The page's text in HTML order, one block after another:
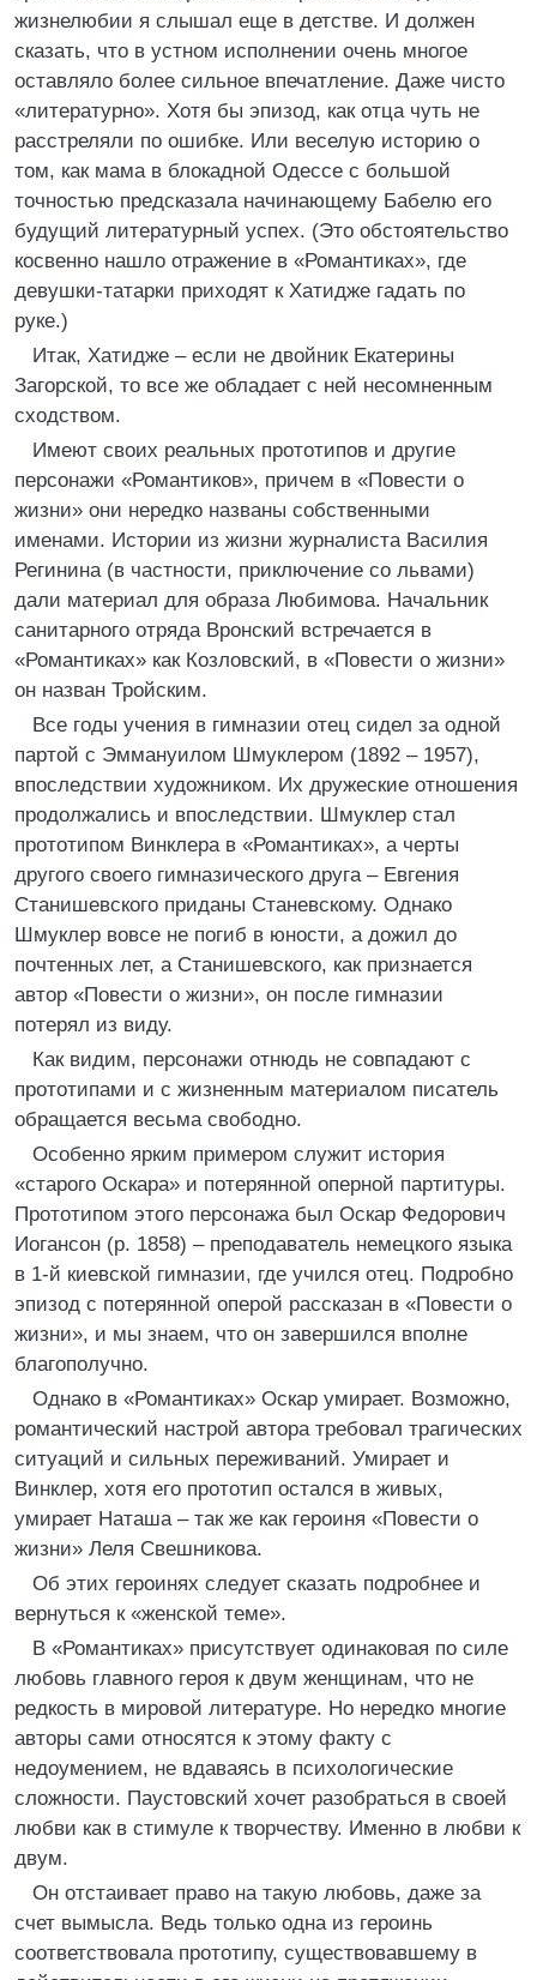
жизнелюбии я слышал еще в детстве. И должен
сказать, что в устном исполнении очень многое
оставляло более сильное впечатление. Даже чисто
«литературно». Хотя бы эпизод, как отца чуть не
расстреляли по ошибке. Или веселую историю о
том, как мама в блокадной Одессе с большой
точностью предсказала начинающему Бабелю его
будущий литературный успех. (Это обстоятельство
косвенно нашло отражение в «Романтиках», где
девушки-татарки приходят к Хатидже гадать по
руке.)
Итак, Хатидже – если не двойник Екатерины
Загорской, то все же обладает с ней несомненным
сходством.
Имеют своих реальных прототипов и другие
персонажи «Романтиков», причем в «Повести о
жизни» они нередко названы собственными
именами. Истории из жизни журналиста Василия
Регинина (в частности, приключение со львами)
дали материал для образа Любимова. Начальник
санитарного отряда Вронский встречается в
«Романтиках» как Козловский, в «Повести о жизни»
он назван Тройским.
Все годы учения в гимназии отец сидел за одной
партой с Эммануилом Шмуклером (1892 – 1957),
впоследствии художником. Их дружеские отношения
продолжались и впоследствии. Шмуклер стал
прототипом Винклера в «Романтиках», а черты
другого своего гимназического друга – Евгения
Станишевского приданы Станевскому. Однако
Шмуклер вовсе не погиб в юности, а дожил до
почтенных лет, а Станишевского, как признается
автор «Повести о жизни», он после гимназии
потерял из виду.
Как видим, персонажи отнюдь не совпадают с
прототипами и с жизненным материалом писатель
обращается весьма свободно.
Особенно ярким примером служит история
«старого Оскара» и потерянной оперной партитуры.
Прототипом этого персонажа был Оскар Федорович
Иогансон (р. 1858) – преподаватель немецкого языка
в 1-й киевской гимназии, где учился отец. Подробно
эпизод с потерянной оперой рассказан в «Повести о
жизни», и мы знаем, что он завершился вполне
благополучно.
Однако в «Романтиках» Оскар умирает. Возможно,
романтический настрой автора требовал трагических
ситуаций и сильных переживаний. Умирает и
Винклер, хотя его прототип остался в живых,
умирает Наташа – так же как героиня «Повести о
жизни» Леля Свешникова.
Об этих героинях следует сказать подробнее и
вернуться к «женской теме».
В «Романтиках» присутствует одинаковая по силе
любовь главного героя к двум женщинам, что не
редкость в мировой литературе. Но нередко многие
авторы сами относятся к этому факту с
недоумением, не вдаваясь в психологические
сложности. Паустовский хочет разобраться в своей
любви как в стимуле к творчеству. Именно в любви к
двум.
Он отстаивает право на такую любовь, даже за
счет вымысла. Ведь только одна из героинь
соответствовала прототипу, существовавшему в